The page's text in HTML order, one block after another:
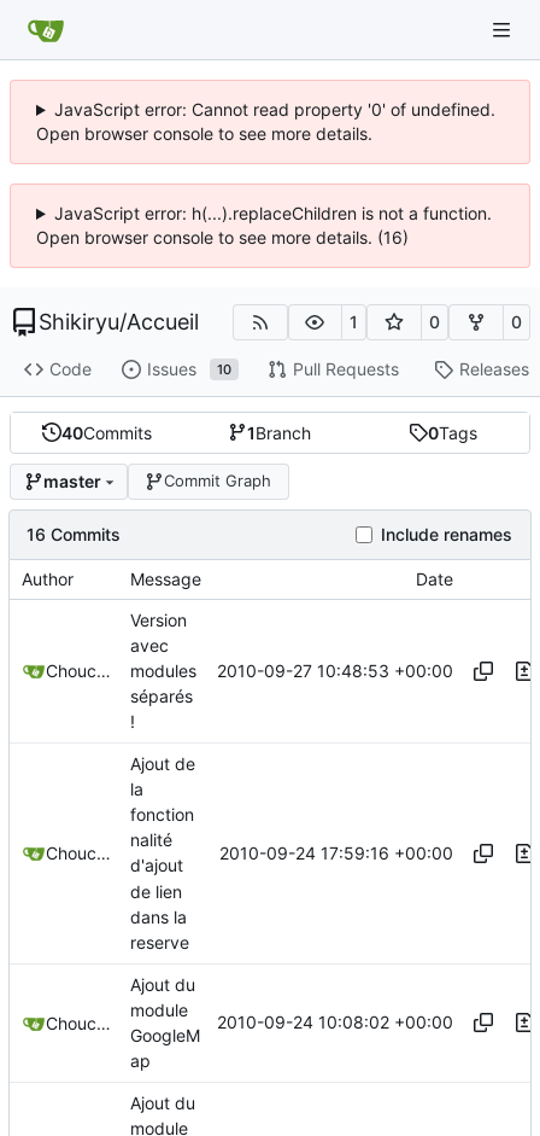
JavaScript error: Cannot read property '0' of undefined.
Open browser console to see more details.
JavaScript error: h(...).replaceChildren is not a function.
Open browser console to see more details. (16)
Shikiryu/Accueil 1 0 0
Code Issues 10 Pull Requests Releases
40Commits 1Branch 0Tags
master Commit Graph
16 Commits Include renames
Author Message Date
Chouchen
Version
avec
modules
séparés
!
2010-09-27 10:48:53 +00:00
Chouchen
Ajout de
la
fonction
nalité
d'ajout
de lien
dans la
reserve
2010-09-24 17:59:16 +00:00
Chouchen
Ajout du
module
GoogleM
ap
2010-09-24 10:08:02 +00:00
Ajout du
module